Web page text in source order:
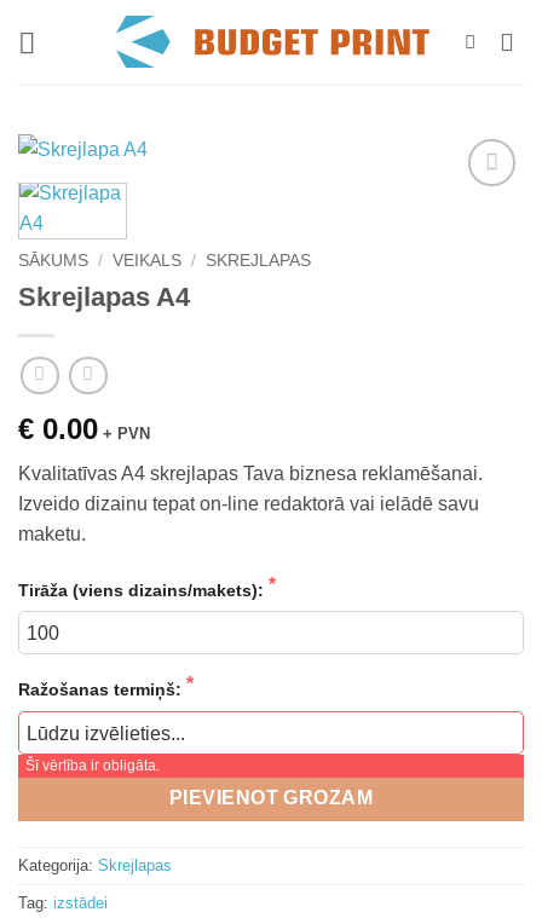
SĀKUMS / VEIKALS / SKREJLAPAS
Skrejlapas A4
€ 0.00 + PVN
Kvalitatīvas A4 skrejlapas Tava biznesa reklamēšanai.
Izveido dizainu tepat on-line redaktorā vai ielādē savu
maketu.
Tirāža (viens dizains/makets):
Ražošanas termiņš:
Šī vērtība ir obligāta.
PIEVIENOT GROZAM
Kategorija: Skrejlapas
Tag: izstādei